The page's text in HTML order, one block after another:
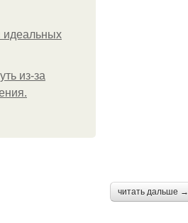
идеальных
из-за
читать дальше →